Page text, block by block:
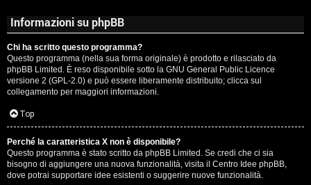
Informazioni su phpBB
Chi ha scritto questo programma?
Questo programma (nella sua forma originale) è prodotto e rilasciato da
phpBB Limited . È reso disponibile sotto la GNU General Public Licence
versione 2 (GPL-2.0) e può essere liberamente distribuito; clicca sul
collegamento per maggiori informazioni.
Top
Perché la caratteristica X non è disponibile?
Questo programma è stato scritto da phpBB Limited. Se credi che ci sia
bisogno di aggiungere una nuova funzionalità, visita il Centro Idee phpBB,
dove potrai supportare idee esistenti o suggerire nuove funzionalità.